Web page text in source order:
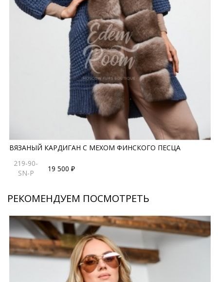
ВЯЗАНЫЙ КАРДИГАН С МЕХОМ ФИНСКОГО ПЕСЦА
219-90-
SN-P
19 500 ₽
РЕКОМЕНДУЕМ ПОСМОТРЕТЬ